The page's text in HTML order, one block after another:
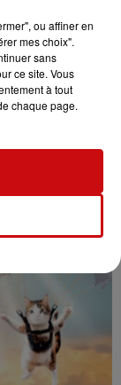
ou affiner en
mes choix".
sans
ce site. Vous
à tout
chaque page.